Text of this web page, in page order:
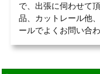
で、出張に伺わせて
品、カットレール他
ールでよくお問い合